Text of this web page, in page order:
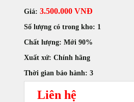
Giá:3.500.000 VNĐ
Số lượng có trong kho: 1
Chất lượng:Mới 90%
Xuất xứ:Chính hãng
Thời gian bảo hành:3
Liên hệ